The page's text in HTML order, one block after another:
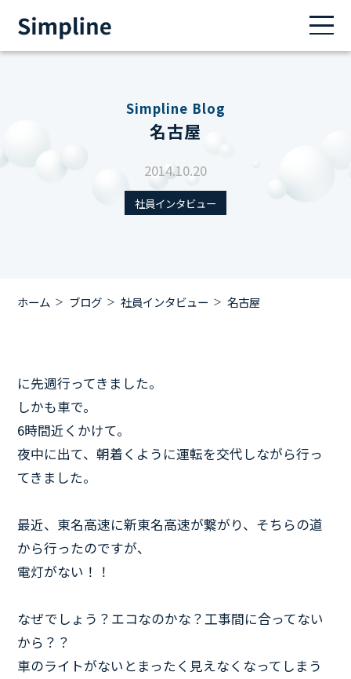
Simpline Blog
名古屋
2014.10.20
社員インタビュー
ホーム ブログ 社員インタビュー 名古屋
に先週行ってきました。
しかも車で。
6時間近くかけて。
夜中に出て、朝着くように運転を交代しながら行っ
てきました。
最近、東名高速に新東名高速が繋がり、そちらの道
から行ったのですが、
電灯がない！！
なぜでしょう？エコなのかな？工事間に合ってない
から？？
車のライトがないとまったく見えなくなってしまう